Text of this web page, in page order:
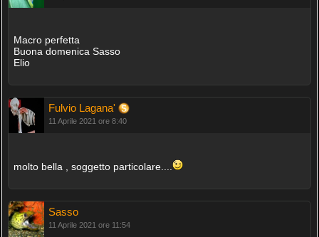
Macro perfetta
Buona domenica Sasso
Elio
Fulvio Lagana'
11 Aprile 2021 ore 8:40
molto bella , soggetto particolare....
Sasso
11 Aprile 2021 ore 11:54